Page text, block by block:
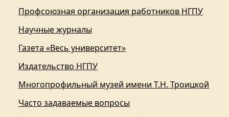
Профсоюзная организация работников НГПУ
Научные журналы
Газета «Весь университет»
Издательство НГПУ
Многопрофильный музей имени Т.Н. Троицкой
Часто задаваемые вопросы